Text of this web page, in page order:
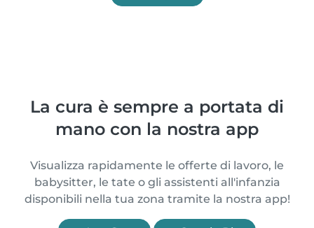
La cura è sempre a portata di
mano con la nostra app
Visualizza rapidamente le offerte di lavoro, le
babysitter, le tate o gli assistenti all'infanzia
disponibili nella tua zona tramite la nostra app!